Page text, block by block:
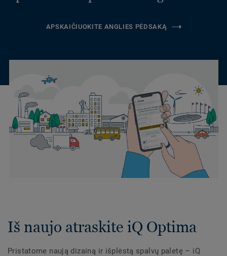
APSKAIČIUOKITE ANGLIES PĖDSAKĄ
Iš naujo atraskite iQ Optima
Pristatome naują dizainą ir išplėstą spalvų paletę – iQ